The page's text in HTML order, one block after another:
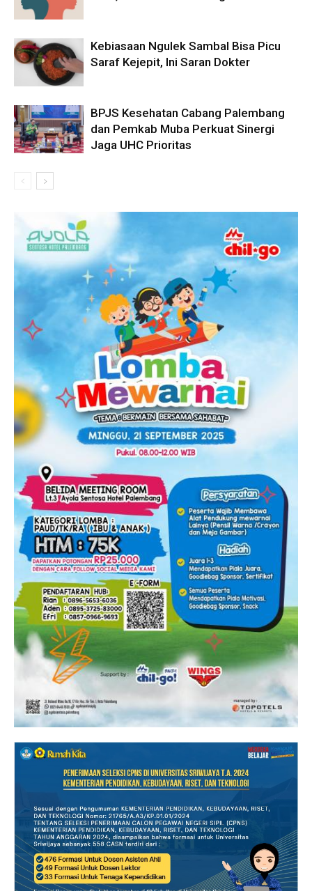
Kebiasaan Ngulek Sambal Bisa Picu
Saraf Kejepit, Ini Saran Dokter
BPJS Kesehatan Cabang Palembang
dan Pemkab Muba Perkuat Sinergi
Jaga UHC Prioritas